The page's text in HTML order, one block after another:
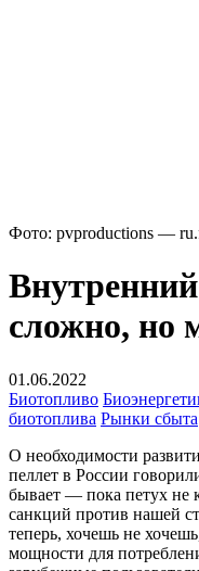
Фото: pvproductions —
сложно, но
01.06.2022
Биотопливо
биотоплива Рынки сбыта
О необходимости
пеллет в России
бывает — пока петух не
санкций против нашей
теперь, хочешь не
мощности для